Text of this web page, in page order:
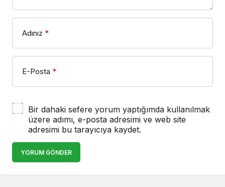
Adınız *
E-Posta *
Bir dahaki sefere yorum yaptığımda kullanılmak
üzere adımı, e-posta adresimi ve web site
adresimi bu tarayıcıya kaydet.
YORUM GÖNDER